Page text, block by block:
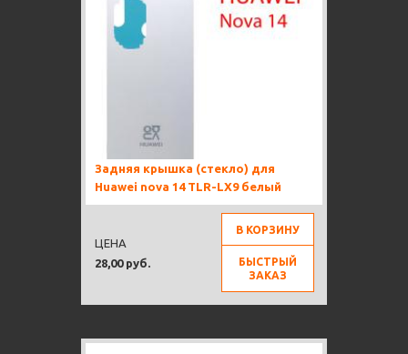
Задняя крышка (стекло) для
Huawei nova 14 TLR-LX9 белый
28,00 руб.
ЦЕНА
В КОРЗИНУ
БЫСТРЫЙ
ЗАКАЗ